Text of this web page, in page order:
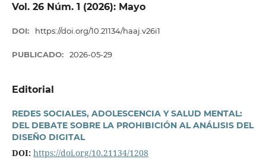
Vol. 26 Núm. 1 (2026): Mayo
DOI: https://doi.org/10.21134/haaj.v26i1
PUBLICADO: 2026-05-29
Editorial
REDES SOCIALES, ADOLESCENCIA Y SALUD MENTAL:
DEL DEBATE SOBRE LA PROHIBICIÓN AL ANÁLISIS DEL
DISEÑO DIGITAL
DOI: https://doi.org/10.21134/1208